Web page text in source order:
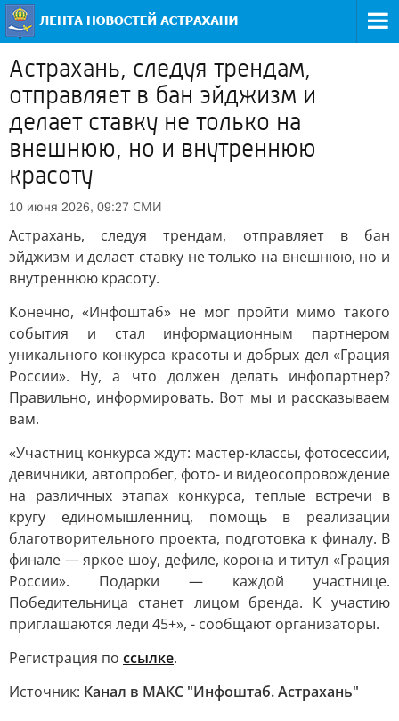
Астрахань, следуя трендам,
отправляет в бан эйджизм и
делает ставку не только на
внешнюю, но и внутреннюю
красоту
10 июня 2026, 09:27 СМИ
Астрахань, следуя трендам, отправляет в бан
эйджизм и делает ставку не только на внешнюю, но и
внутреннюю красоту.
Конечно, «Инфоштаб» не мог пройти мимо такого
события и стал информационным партнером
уникального конкурса красоты и добрых дел «Грация
России». Ну, а что должен делать инфопартнер?
Правильно, информировать. Вот мы и рассказываем
вам.
«Участниц конкурса ждут: мастер-классы, фотосессии,
девичники, автопробег, фото- и видеосопровождение
на различных этапах конкурса, теплые встречи в
кругу единомышленниц, помощь в реализации
благотворительного проекта, подготовка к финалу. В
финале — яркое шоу, дефиле, корона и титул «Грация
России». Подарки — каждой участнице.
Победительница станет лицом бренда. К участию
приглашаются леди 45+», - сообщают организаторы.
Регистрация по ссылке.
Источник: Канал в МАКС "Инфоштаб. Астрахань"